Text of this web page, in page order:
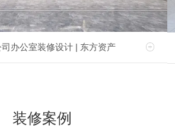
办公室装修设计 | 东方资产
装修案例